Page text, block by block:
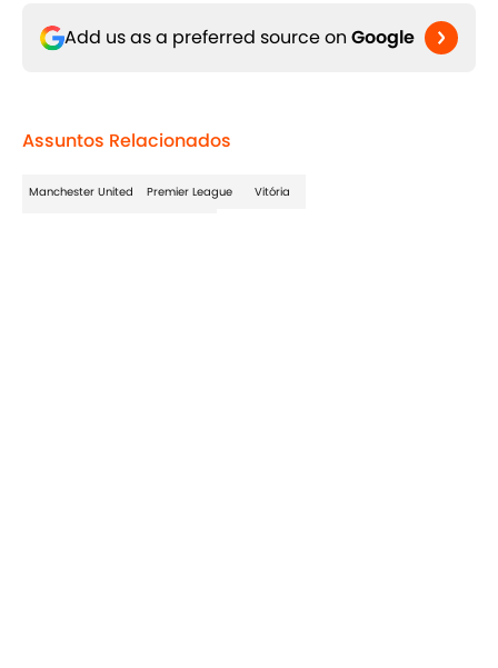
Add us as a preferred source on Google
Assuntos Relacionados
Manchester United Premier League Vitória